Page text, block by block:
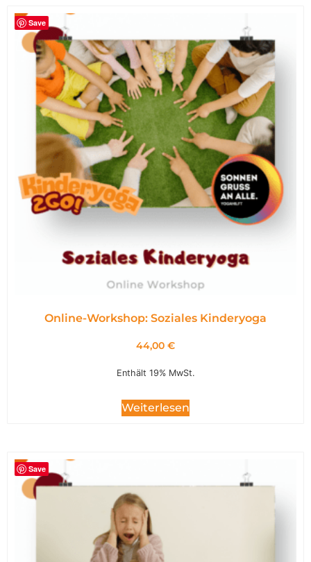
Save
Online-Workshop: Soziales Kinderyoga
44,00 €
Enthält 19% MwSt.
Weiterlesen
Save